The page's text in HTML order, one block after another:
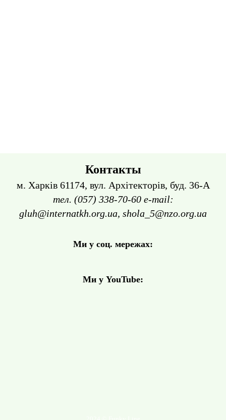
Контакты
м. Харків 61174, вул. Архітекторів, буд. 36-А
тел. (057) 338-70-60 e-mail:
gluh@internatkh.org.ua, shola_5@nzo.org.ua
Ми у соц. мережах:
Ми у YouTube: